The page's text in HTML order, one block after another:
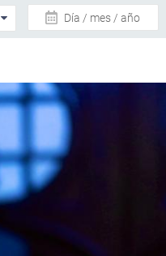
Día / mes / año